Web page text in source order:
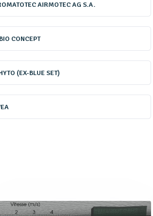
Les Innovations
AIRMOTEC AG S.A.
CONCEPT
(EX-BLUE SET)